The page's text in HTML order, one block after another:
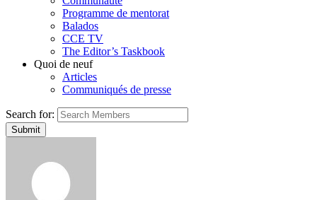
Programme de mentorat
Balados
CCE TV
The Editor’s Taskbook
Quoi de neuf
Articles
Communiqués de presse
Search for: